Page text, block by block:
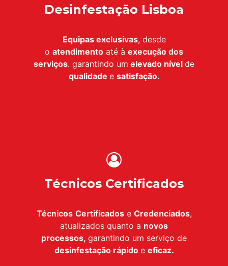
Desinfestação Lisboa
Equipas exclusivas, desde
o atendimento até à execução dos
serviços. garantindo um elevado nível de
qualidade e satisfação.
Técnicos Certificados
Técnicos Certificadose Credenciados,
atualizados quanto a novos
processos, garantindo um serviço de
desinfestaçãorápido e eficaz.